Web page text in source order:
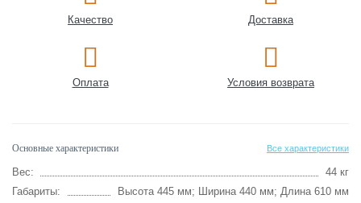
Качество Доставка
Оплата Условия возврата
Основные характеристики Все характеристики
Вес:
44 кг
Габариты:
Высота 445 мм; Ширина 440 мм; Длина 610 мм